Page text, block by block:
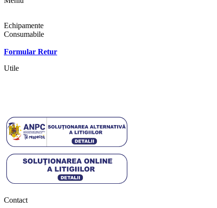
Echipamente
Consumabile
Formular Retur
Utile
Contact